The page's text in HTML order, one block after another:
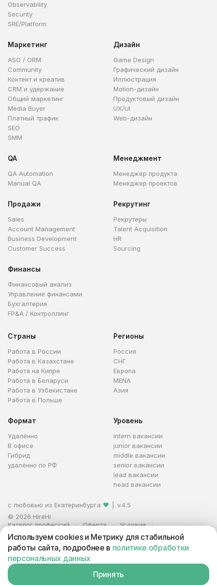
Observability
Security
SRE/Platform
Маркетинг
ASO / ORM
Community
Контент и креатив
CRM и удержание
Общий маркетинг
Media Buyer
Платный трафик
SEO
SMM
Дизайн
Game Design
Графический дизайн
Иллюстрация
Motion-дизайн
Продуктовый дизайн
UX/UI
Web-дизайн
QA
QA Automation
Manual QA
Менеджмент
Менеджер продукта
Менеджер проектов
Продажи
Sales
Account Management
Business Development
Customer Success
Рекрутинг
Рекрутеры
Talent Acquisition
HR
Sourcing
Финансы
Финансовый анализ
Управление финансами
Бухгалтерия
FP&A / Контроллинг
Страны
Работа в России
Работа в Казахстане
Работа на Кипре
Работа в Беларуси
Работа в Узбекистане
Работа в Польше
Регионы
Россия
СНГ
Европа
MENA
Азия
Формат
Удалённо
В офисе
Гибрид
удалённо по РФ
Уровень
intern вакансии
junior вакансии
middle вакансии
senior вакансии
lead вакансии
head вакансии
с любовью из Екатеринбурга ❤
v.4.5
© 2026 HireHi
Каталог профессий
Оферта
Условия
Персональные данные
Реклама
ИП Захаров Антон Алексеевич · ИНН 663005711880 · ОГРНИП
321665800059102
Используем cookies и Метрику для стабильной
работы сайта, подробнее в политике обработки
персональных данных
Принять